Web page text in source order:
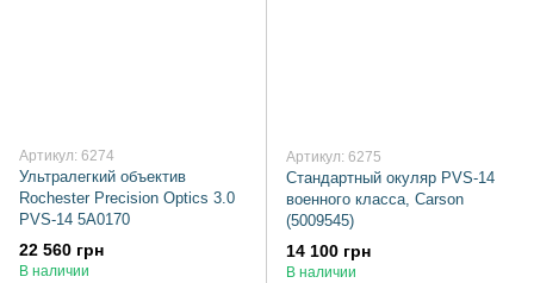
Артикул: 6274
Ультралегкий объектив
Rochester Precision Optics 3.0
PVS-14 5A0170
22 560 грн
В наличии
Артикул: 6275
Стандартный окуляр PVS-14
военного класса, Carson
(5009545)
14 100 грн
В наличии